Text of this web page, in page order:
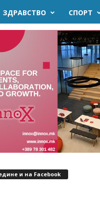
ЗДРАВСТВО СПОРТ
и на Facebook